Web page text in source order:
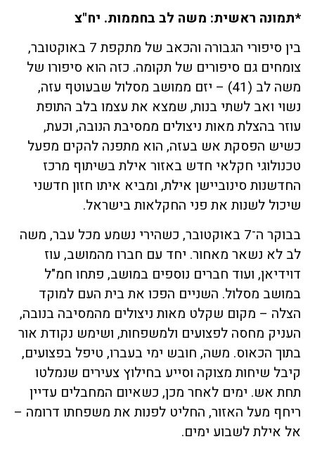
*תמונה ראשית: משה לב בחממות. יח"צ
בין סיפורי הגבורה והכאב של מתקפת 7 באוקטובר,
צומחים גם סיפורים של תקומה. כזה הוא סיפורו של
משה לב (41) – יזם ממושב מסלול שבעוטף עזה,
נשוי ואב לשתי בנות, שמצא את עצמו בלב התופת
עוזר בהצלת מאות ניצולים ממסיבת הנובה, וכעת,
כשיש הפסקת אש בעזה, הוא מתפנה להקים מפעל
טכנולוגי חקלאי חדש באזור אילת בשיתוף מרכז
החדשנות סינוביישן אילת, ומביא איתו חזון חדשני
שיכול לשנות את פני החקלאות בישראל.
בבוקר ה־7 באוקטובר, כשהירי נשמע מכל עבר, משה
לב לא נשאר מאחור. יחד עם חברו מהמושב, עוז
דוידיאן, ועוד חברים נוספים במושב, פתחו חמ"ל
במושב מסלול. השניים הפכו את בית העם למוקד
הצלה – מקום שקלט מאות ניצולים מהמסיבה בנובה,
העניק מחסה לפצועים ולמשפחות, ושימש נקודת אור
בתוך הכאוס. משה, חובש ימי בעברו, טיפל בפצועים,
קיבל שיחות מצוקה וסייע בחילוץ צעירים שנמלטו
תחת אש. ימים לאחר מכן, כשאיום המחבלים עדיין
ריחף מעל האזור, החליט לפנות את משפחתו דרומה –
אל אילת לשבוע ימים.